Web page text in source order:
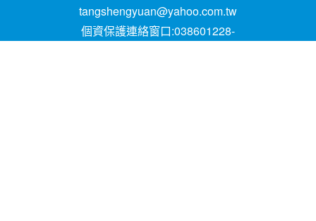
tangshengyuan@yahoo.com.tw
個資保護連絡窗口:038601228-